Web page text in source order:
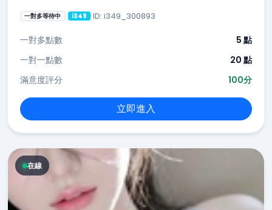
一對多等待中 i349 ID: i349_300893
一對多點數
5 點
一對一點數
20 點
滿意度評分
100分
立即進入
在線